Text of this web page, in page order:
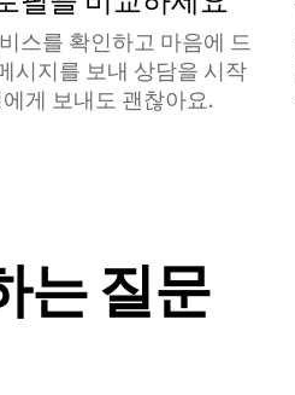
스를 확인하고 마음에 드
시지를 보내 상담을 시작
게 보내도 괜찮아요.
는 질문